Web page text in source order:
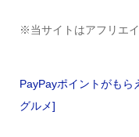
※当サイトはアフリエ
PayPayポイントがもら
グルメ]